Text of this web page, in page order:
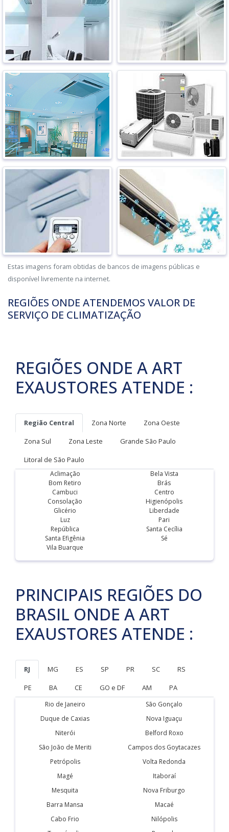
Estas imagens foram obtidas de bancos de imagens públicas e
disponível livremente na internet.
REGIÕES ONDE ATENDEMOS VALOR DE
SERVIÇO DE CLIMATIZAÇÃO
REGIÕES ONDE A ART
EXAUSTORES ATENDE :
Região Central Zona Norte
Zona Oeste
Zona Sul
Zona Leste
Grande São Paulo
Litoral de São Paulo
Aclimação
Bela Vista
Bom Retiro
Brás
Cambuci
Centro
Consolação
Higienópolis
Glicério
Liberdade
Luz
Pari
República
Santa Cecília
Santa Efigênia
Sé
Vila Buarque
PRINCIPAIS REGIÕES DO
BRASIL ONDE A ART
EXAUSTORES ATENDE :
RJ MG ES SP PR SC
RS
PE
BA CE GO e DF AM PA
Rio de Janeiro
São Gonçalo
Duque de Caxias
Nova Iguaçu
Niterói
Belford Roxo
São João de Meriti
Campos dos Goytacazes
Petrópolis
Volta Redonda
Magé
Itaboraí
Mesquita
Nova Friburgo
Barra Mansa
Macaé
Cabo Frio
Nilópolis